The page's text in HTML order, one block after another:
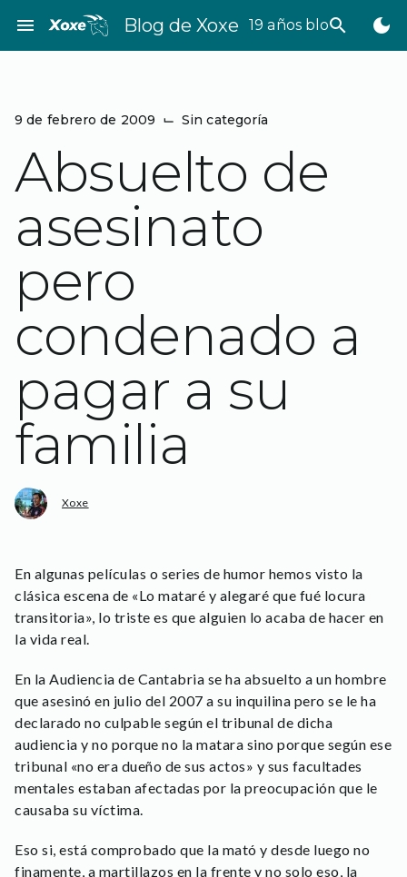
contenido
menu Blog de Xoxe 19 años bloggeando
search dark_mode
9 de febrero de 2009 ⌙ Sin categoría
Absuelto de
asesinato
pero
condenado a
pagar a su
familia
Xoxe
En algunas películas o series de humor hemos visto la
clásica escena de «Lo mataré y alegaré que fué locura
transitoria», lo triste es que alguien lo acaba de hacer en
la vida real.
En la Audiencia de Cantabria se ha absuelto a un hombre
que asesinó en julio del 2007 a su inquilina pero se le ha
declarado no culpable según el tribunal de dicha
audiencia y no porque no la matara sino porque según ese
tribunal «no era dueño de sus actos» y sus facultades
mentales estaban afectadas por la preocupación que le
causaba su víctima.
Eso si, está comprobado que la mató y desde luego no
finamente, a martillazos en la frente y no solo eso, la